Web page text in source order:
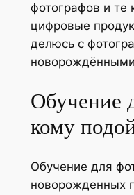
фотографов и те
цифровые
делюсь с
Обучение
кому
Обучение для
новорожденных